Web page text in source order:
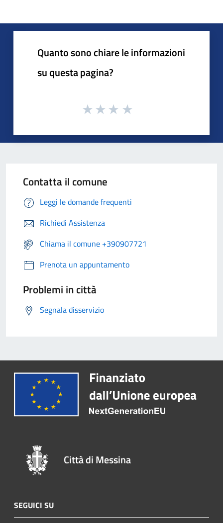
Quanto sono chiare le informazioni
su questa pagina?
Contatta il comune
Leggi le domande frequenti
Richiedi Assistenza
Chiama il comune +390907721
Prenota un appuntamento
Problemi in città
Segnala disservizio
Città di Messina
SEGUICI SU